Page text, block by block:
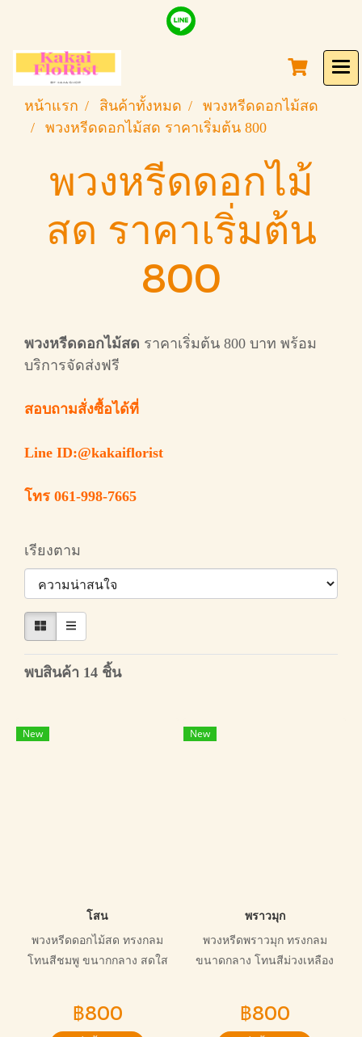
หน้าแรก สินค้าทั้งหมด
พวงหรีดดอกไม้สด
พวงหรีดดอกไม้สด ราคาเริ่มต้น 800
พวงหรีดดอกไม้
สด ราคาเริ่มต้น
800
พวงหรีดดอกไม้สด ราคาเริ่มต้น 800 บาท พร้อม
บริการจัดส่งฟรี
สอบถามสั่งซื้อได้ที่
Line ID:@kakaiflorist
โทร 061-998-7665
เรียงตาม
พบสินค้า 14 ชิ้น
New
โสน
พวงหรีดดอกไม้สด ทรงกลม
โทนสีชมพู ขนากกลาง สดใส
฿800
New
พราวมุก
พวงหรีดพราวมุก ทรงกลม
ขนาดกลาง โทนสีม่วงเหลือง
฿800